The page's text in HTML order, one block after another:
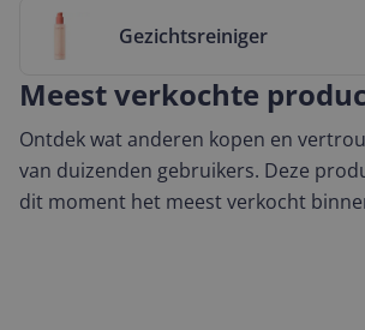
Gezichtsreiniger
Bekijk & vergelijk Gezichtsreiniger
Meest verkochte
Ontdek wat anderen kopen en
van duizenden gebruikers. Deze
dit moment het meest verkocht